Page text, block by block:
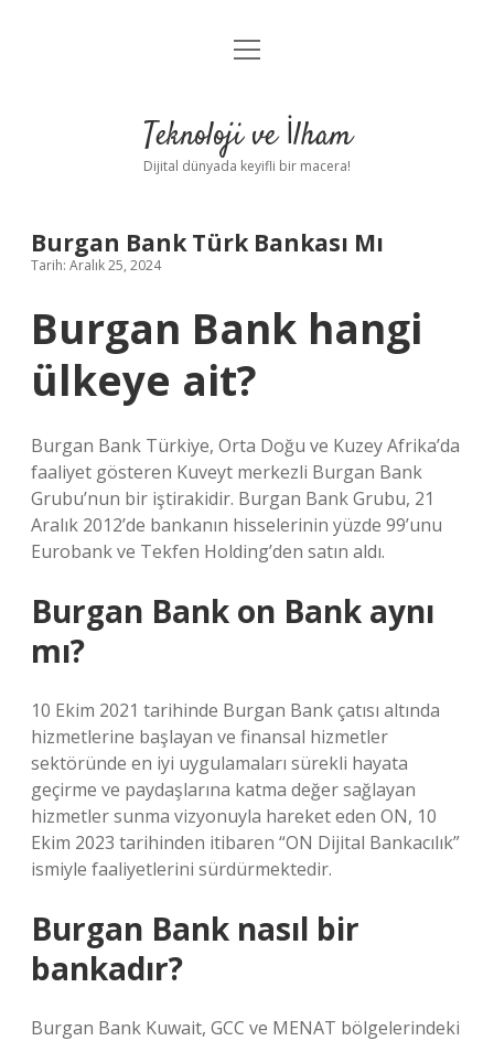
Anasayfa
Yasal Uyarı
menüyü
Teknoloji ve İlham
Dijital dünyada keyifli bir macera!
Burgan Bank Türk Bankası Mı
Tarih: Aralık 25, 2024
Burgan Bank hangi
ülkeye ait?
Burgan Bank Türkiye, Orta Doğu ve Kuzey Afrika’da
faaliyet gösteren Kuveyt merkezli Burgan Bank
Grubu’nun bir iştirakidir. Burgan Bank Grubu, 21
Aralık 2012’de bankanın hisselerinin yüzde 99’unu
Eurobank ve Tekfen Holding’den satın aldı.
Burgan Bank on Bank aynı
mı?
10 Ekim 2021 tarihinde Burgan Bank çatısı altında
hizmetlerine başlayan ve finansal hizmetler
sektöründe en iyi uygulamaları sürekli hayata
geçirme ve paydaşlarına katma değer sağlayan
hizmetler sunma vizyonuyla hareket eden ON, 10
Ekim 2023 tarihinden itibaren “ON Dijital Bankacılık”
ismiyle faaliyetlerini sürdürmektedir.
Burgan Bank nasıl bir
bankadır?
Burgan Bank Kuwait, GCC ve MENAT bölgelerindeki